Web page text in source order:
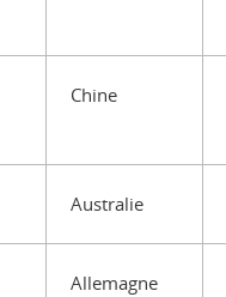
Chine
Australie
Allemagne